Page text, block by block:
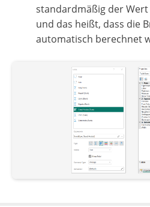
standardmäßig der
und das heißt, dass die
automatisch berechnet